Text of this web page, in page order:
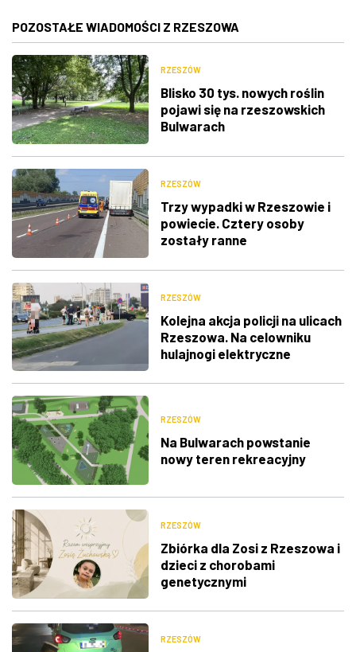
POZOSTAŁE WIADOMOŚCI Z RZESZOWA
RZESZÓW
Blisko 30 tys. nowych roślin
pojawi się na rzeszowskich
Bulwarach
RZESZÓW
Trzy wypadki w Rzeszowie i
powiecie. Cztery osoby
zostały ranne
RZESZÓW
Kolejna akcja policji na ulicach
Rzeszowa. Na celowniku
hulajnogi elektryczne
RZESZÓW
Na Bulwarach powstanie
nowy teren rekreacyjny
RZESZÓW
Zbiórka dla Zosi z Rzeszowa i
dzieci z chorobami
genetycznymi
RZESZÓW